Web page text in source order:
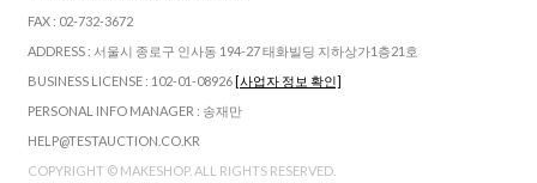
FAX : 02-732-3672
ADDRESS : 서울시 종로구 인사동 194-27 태화빌딩 지하상가1층21호
BUSINESS LICENSE : 102-01-08926[사업자 정보 확인]
PERSONAL INFO MANAGER : 송재만
HELP@TESTAUCTION.CO.KR
COPYRIGHT © MAKESHOP. ALL RIGHTS RESERVED.